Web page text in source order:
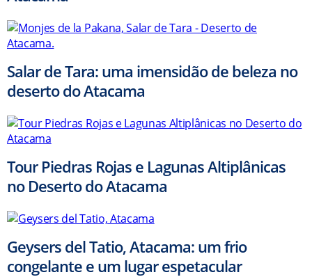
Salar de Tara: uma imensidão de beleza no
deserto do Atacama
Tour Piedras Rojas e Lagunas Altiplânicas
no Deserto do Atacama
Geysers del Tatio, Atacama: um frio
congelante e um lugar espetacular